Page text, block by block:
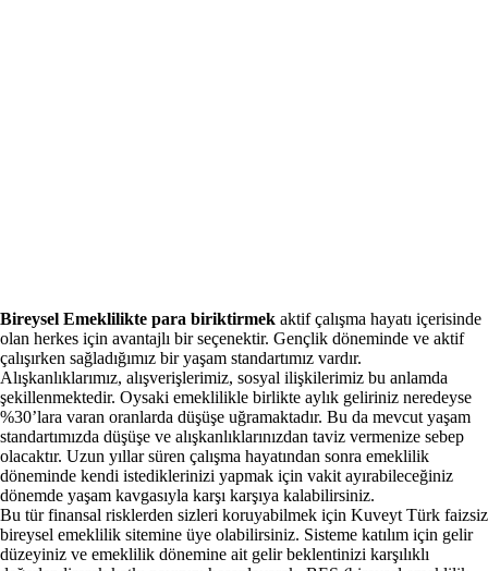
Bireysel Emeklilikte para biriktirmek aktif çalışma hayatı içerisinde
olan herkes için avantajlı bir seçenektir. Gençlik döneminde ve aktif
çalışırken sağladığımız bir yaşam standartımız vardır.
Alışkanlıklarımız, alışverişlerimiz, sosyal ilişkilerimiz bu anlamda
şekillenmektedir. Oysaki emeklilikle birlikte aylık geliriniz neredeyse
%30’lara varan oranlarda düşüşe uğramaktadır. Bu da mevcut yaşam
standartımızda düşüşe ve alışkanlıklarınızdan taviz vermenize sebep
olacaktır. Uzun yıllar süren çalışma hayatından sonra emeklilik
döneminde kendi istediklerinizi yapmak için vakit ayırabileceğiniz
dönemde yaşam kavgasıyla karşı karşıya kalabilirsiniz.
Bu tür finansal risklerden sizleri koruyabilmek için Kuveyt Türk faizsiz
bireysel emeklilik sitemine üye olabilirsiniz. Sisteme katılım için gelir
düzeyiniz ve emeklilik dönemine ait gelir beklentinizi karşılıklı